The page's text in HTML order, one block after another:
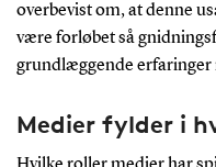
overbevist om, at denne
være forløbet så
grundlæggende
Medier fylder i